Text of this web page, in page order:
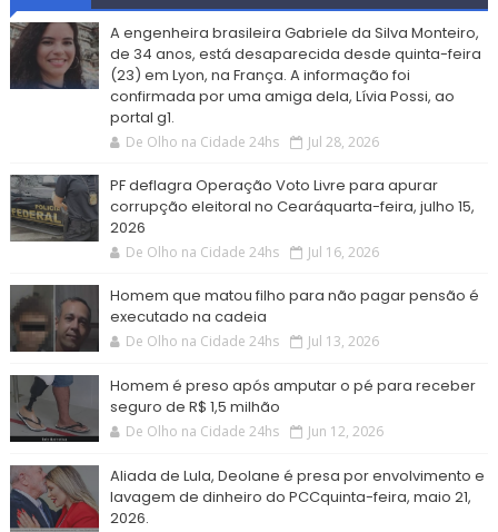
A engenheira brasileira Gabriele da Silva Monteiro,
de 34 anos, está desaparecida desde quinta-feira
(23) em Lyon, na França. A informação foi
confirmada por uma amiga dela, Lívia Possi, ao
portal g1.
De Olho na Cidade 24hs Jul 28, 2026
PF deflagra Operação Voto Livre para apurar
corrupção eleitoral no Cearáquarta-feira, julho 15,
2026
De Olho na Cidade 24hs Jul 16, 2026
Homem que matou filho para não pagar pensão é
executado na cadeia
De Olho na Cidade 24hs Jul 13, 2026
Homem é preso após amputar o pé para receber
seguro de R$ 1,5 milhão
De Olho na Cidade 24hs Jun 12, 2026
Aliada de Lula, Deolane é presa por envolvimento e
lavagem de dinheiro do PCCquinta-feira, maio 21,
2026.